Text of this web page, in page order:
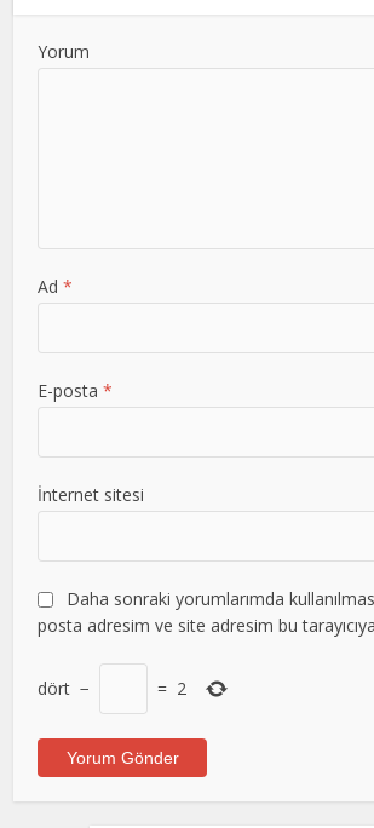
Yorum
Ad*
E-posta*
İnternet sitesi
Daha sonraki yorumlarımda
posta adresim ve site adresim bu
dört − = 2